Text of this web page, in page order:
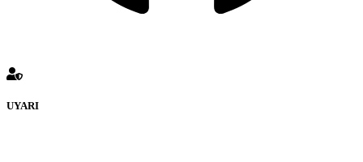
UYARI